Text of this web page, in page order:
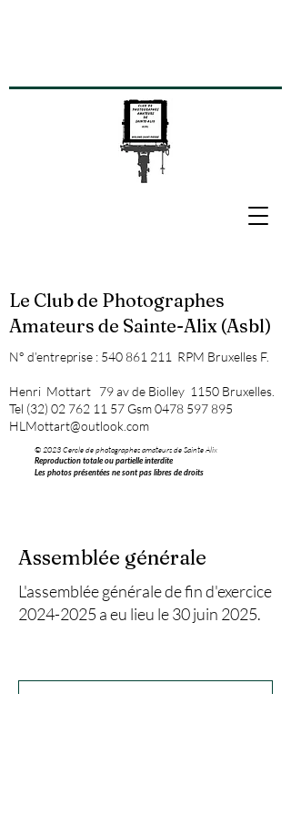
Le Club de Photographes
Amateurs de Sainte-Alix (Asbl)
© 2023 Cercle de photographes amateurs de Sainte Alix
Reproduction totale ou partielle interdite
Les photos présentées ne sont pas libres de droits
N° d’entreprise : 540 861 211 RPM Bruxelles F.
Henri Mottart 79 av de Biolley 1150 Bruxelles.
Tel (32) 02 762 11 57 Gsm0478 597 895
HLMottart@outlook.com
Assemblée générale
L'assemblée générale de fin d'exercice
2024-2025 a eu lieu le 30 juin 2025.